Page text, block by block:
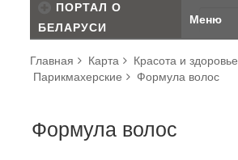
ПОРТАЛ О
БЕЛАРУСИ
Меню
Главная Карта
Красота и здоровье
Парикмахерские
Формула волос
Формула волос